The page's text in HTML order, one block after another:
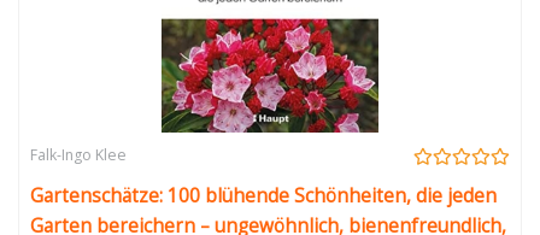
Falk-Ingo Klee
Gartenschätze: 100 blühende Schönheiten, die jeden
Garten bereichern – ungewöhnlich, bienenfreundlich,